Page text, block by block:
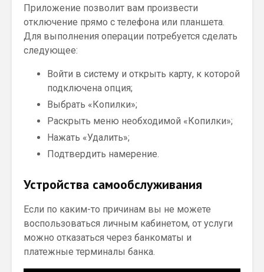
Приложение позволит вам произвести
отключение прямо с телефона или планшета.
Для выполнения операции потребуется сделать
следующее:
Войти в систему и открыть карту, к которой
подключена опция;
Выбрать «Копилки»;
Раскрыть меню необходимой «Копилки»;
Нажать «Удалить»;
Подтвердить намерение.
Устройства самообслуживания
Если по каким-то причинам вы не можете
воспользоваться личным кабинетом, от услуги
можно отказаться через банкоматы и
платежные терминалы банка.